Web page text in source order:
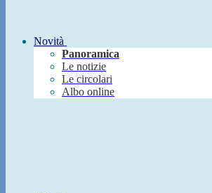
Novità
Panoramica
Le notizie
Le circolari
Albo online